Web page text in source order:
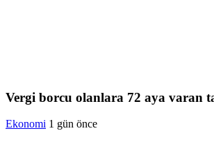
Vergi borcu olanlara 72 aya varan
Ekonomi 1 gün önce